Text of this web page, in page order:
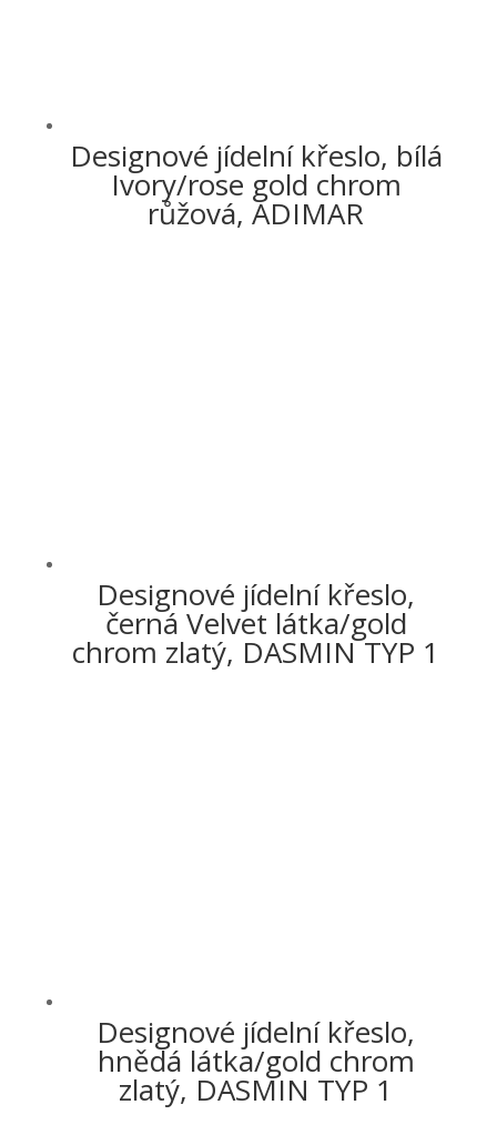
Designové jídelní křeslo, bílá
Ivory/rose gold chrom
růžová, ADIMAR
Designové jídelní křeslo,
černá Velvet látka/gold
chrom zlatý, DASMIN TYP 1
Designové jídelní křeslo,
hnědá látka/gold chrom
zlatý, DASMIN TYP 1